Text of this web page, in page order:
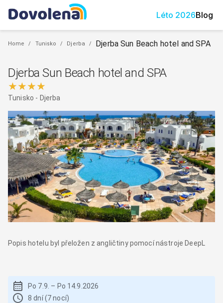
Léto 2026Blog
Home / Tunisko / Djerba / Djerba Sun Beach hotel and SPA
Djerba Sun Beach hotel and SPA
★★★★
Tunisko - Djerba
Popis hotelu byl přeložen z angličtiny pomocí nástroje DeepL
Po 7.9. – Po 14.9.2026
8 dní (7 nocí)